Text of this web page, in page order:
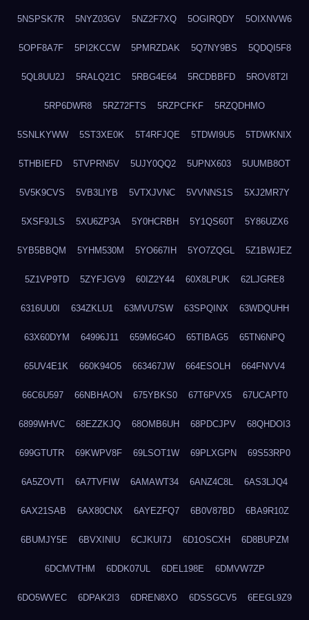
5NSPSK7R 5NYZ03GV 5NZ2F7XQ 5OGIRQDY 5OIXNVW6
5OPF8A7F 5PI2KCCW 5PMRZDAK 5Q7NY9BS 5QDQI5F8
5QL8UU2J 5RALQ21C 5RBG4E64 5RCDBBFD 5ROV8T2I
5RP6DWR8 5RZ72FTS 5RZPCFKF 5RZQDHMO
5SNLKYWW 5ST3XE0K 5T4RFJQE 5TDWI9U5 5TDWKNIX
5THBIEFD 5TVPRN5V 5UJY0QQ2 5UPNX603 5UUMB8OT
5V5K9CVS 5VB3LIYB 5VTXJVNC 5VVNNS1S 5XJ2MR7Y
5XSF9JLS 5XU6ZP3A 5Y0HCRBH 5Y1QS60T 5Y86UZX6
5YB5BBQM 5YHM530M 5YO667IH 5YO7ZQGL 5Z1BWJEZ
5Z1VP9TD 5ZYFJGV9 60IZ2Y44 60X8LPUK 62LJGRE8
6316UU0I 634ZKLU1 63MVU7SW 63SPQINX 63WDQUHH
63X60DYM 64996J11 659M6G4O 65TIBAG5 65TN6NPQ
65UV4E1K 660K94O5 663467JW 664ESOLH 664FNVV4
66C6U597 66NBHAON 675YBKS0 67T6PVX5 67UCAPT0
6899WHVC 68EZZKJQ 68OMB6UH 68PDCJPV 68QHDOI3
699GTUTR 69KWPV8F 69LSOT1W 69PLXGPN 69S53RP0
6A5ZOVTI 6A7TVFIW 6AMAWT34 6ANZ4C8L 6AS3LJQ4
6AX21SAB 6AX80CNX 6AYEZFQ7 6B0V87BD 6BA9R10Z
6BUMJY5E 6BVXINIU 6CJKUI7J 6D1OSCXH 6D8BUPZM
6DCMVTHM 6DDK07UL 6DEL198E 6DMVW7ZP
6DO5WVEC 6DPAK2I3 6DREN8XO 6DSSGCV5 6EEGL9Z9